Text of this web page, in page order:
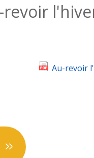
revoir
Au-revoir